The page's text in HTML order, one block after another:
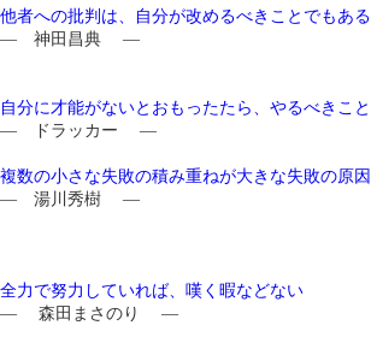
他者への批判は、自分が改めるべきことでもある
― 神田昌典 ―
自分に才能がないとおもったたら、やるべきこと
― ドラッカー ―
複数の小さな失敗の積み重ねが大きな失敗の原因
― 湯川秀樹 ―
全力で努力していれば、嘆く暇などない
― 森田まさのり ―